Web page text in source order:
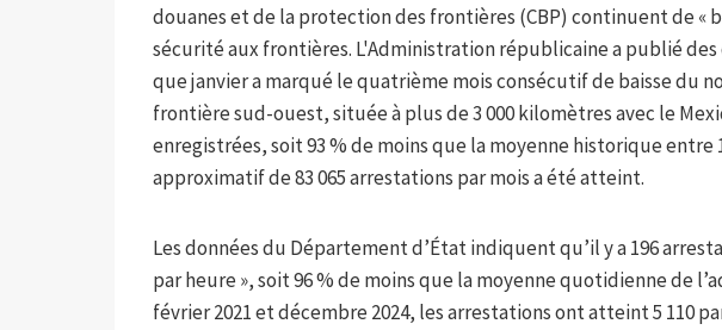
douanes et de la protection des frontières (CBP) continuent de «
sécurité aux frontières. L'Administration républicaine a publié
que janvier a marqué le quatrième mois consécutif de baisse du
frontière sud-ouest, située à plus de 3 000 kilomètres avec le
enregistrées, soit 93 % de moins que la moyenne historique entre
approximatif de 83 065 arrestations par mois a été atteint.
Les données du Département d’État indiquent qu’il y a 196
par heure », soit 96 % de moins que la moyenne quotidienne de
février 2021 et décembre 2024, les arrestations ont atteint 5 110